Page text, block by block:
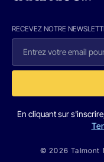
RECEVEZ NOTRE
En cliquant sur
© 2026 Talmont